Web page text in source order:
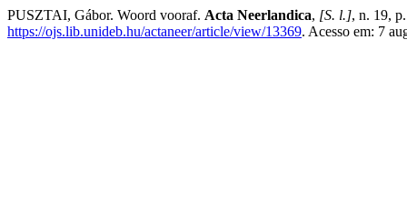
PUSZTAI, Gábor. Woord vooraf. Acta Neerlandica, [S. l.], n. 19,
https://ojs.lib.unideb.hu/actaneer/article/view/13369. Acesso em: 7